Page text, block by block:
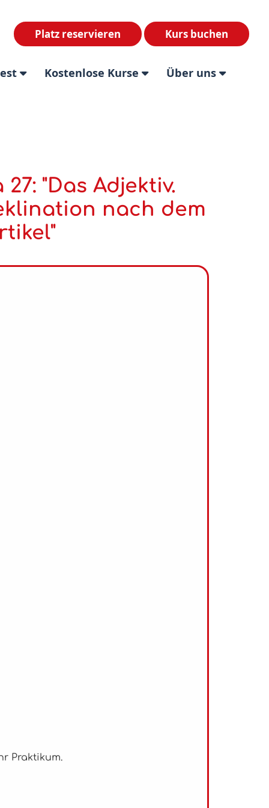
Kurs buchen
Platz reservieren
Kostenlose Kurse Über uns
"Das Adjektiv.
nach dem
Praktikum.